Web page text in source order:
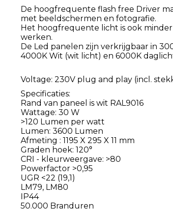
De hoogfrequente flash free Driver
met beeldschermen en fotografie.
Het hoogfrequente licht is ook
werken.
De Led panelen zijn verkrijgbaar in
4000K Wit (wit licht) en 6000K
Voltage: 230V plug and play (incl.
Specificaties:
Rand van paneel is wit RAL9016
Wattage: 30 W
>120 Lumen per watt
Lumen: 3600 Lumen
Afmeting : 1195 X 295 X 11 mm
Graden hoek: 120°
CRI - kleurweergave: >80
Powerfactor >0,95
UGR <22 (19,1)
LM79, LM80
IP44
50.000 Branduren